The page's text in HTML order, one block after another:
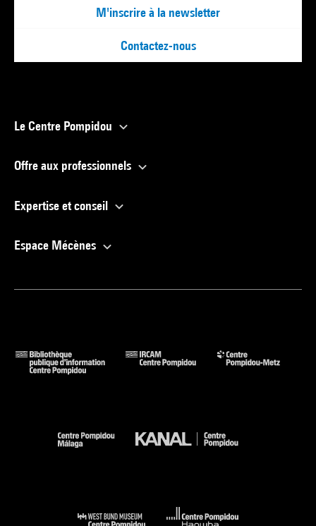
M'inscrire à la newsletter
Contactez-nous
Le Centre Pompidou
Offre aux professionnels
Expertise et conseil
Espace Mécènes